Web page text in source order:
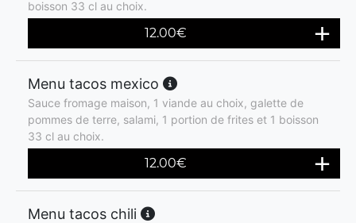
boisson 33 cl au choix.
12.00€
Menu tacos mexico
Sauce fromage maison, 1 viande au choix, galette de
pommes de terre, salami, 1 portion de frites et 1 boisson
33 cl au choix.
12.00€
Menu tacos chili